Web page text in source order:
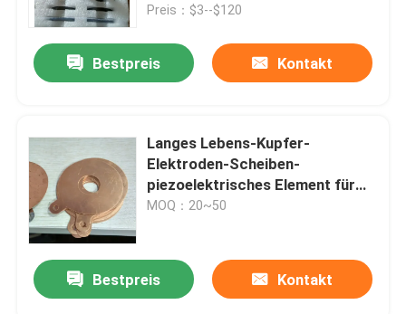
Preis：$3--$120
Bestpreis Kontakt
Langes Lebens-Kupfer-
Elektroden-Scheiben-
piezoelektrisches Element für
Industrie
MOQ：20~50
Bestpreis Kontakt